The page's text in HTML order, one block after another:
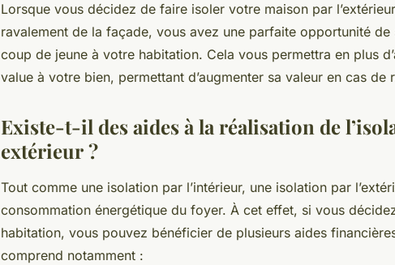
Lorsque vous décidez de faire isoler votre maison par
ravalement de la façade, vous avez une parfaite opportunité
coup de jeune à votre habitation. Cela vous permettra en plus
value à votre bien, permettant d’augmenter sa valeur en cas de
Existe-t-il des aides à la réalisation de
extérieur ?
Tout comme une isolation par l’intérieur, une isolation par
consommation énergétique du foyer. À cet effet, si vous
habitation, vous pouvez bénéficier de plusieurs aides
comprend notamment :